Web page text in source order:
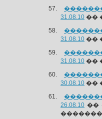
31.08.10 ��
31.08.10 ��
31.08.10 ��
30.08.10 ��
26.08.10 ��